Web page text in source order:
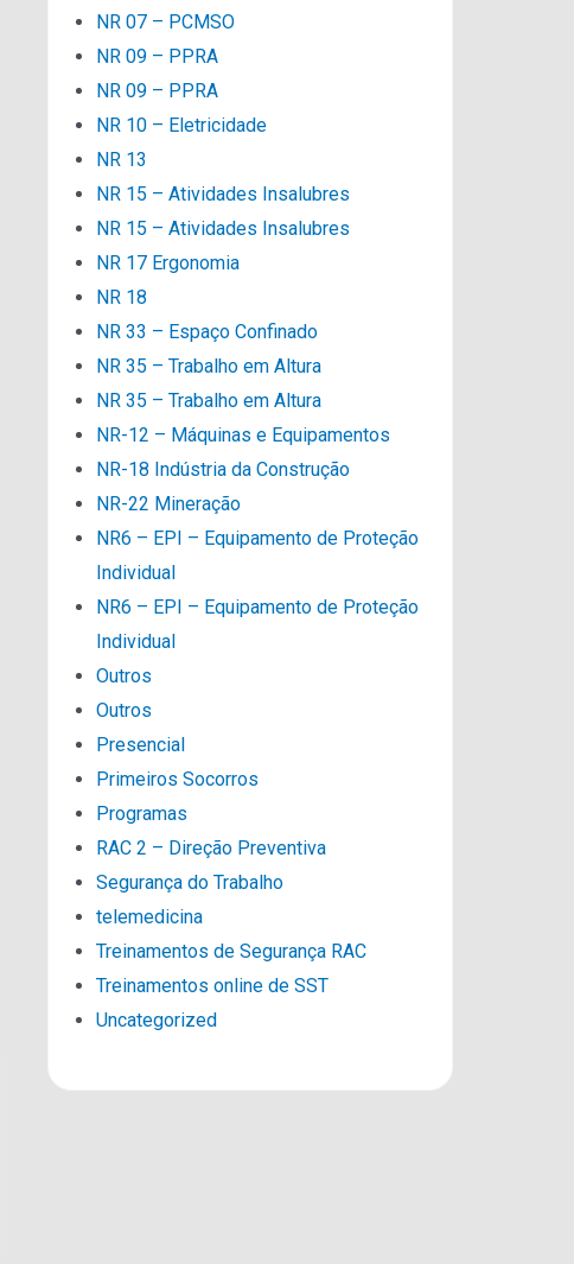
NR 07 – PCMSO
NR 09 – PPRA
NR 09 – PPRA
NR 10 – Eletricidade
NR 13
NR 15 – Atividades Insalubres
NR 15 – Atividades Insalubres
NR 17 Ergonomia
NR 18
NR 33 – Espaço Confinado
NR 35 – Trabalho em Altura
NR 35 – Trabalho em Altura
NR-12 – Máquinas e Equipamentos
NR-18 Indústria da Construção
NR-22 Mineração
NR6 – EPI – Equipamento de Proteção
Individual
NR6 – EPI – Equipamento de Proteção
Individual
Outros
Outros
Presencial
Primeiros Socorros
Programas
RAC 2 – Direção Preventiva
Segurança do Trabalho
telemedicina
Treinamentos de Segurança RAC
Treinamentos online de SST
Uncategorized